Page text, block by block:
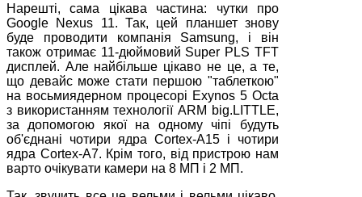
Нарешті, сама цікава частина: чутки про
Google Nexus 11. Так, цей планшет знову
буде проводити компанія Samsung, і він
також отримає 11-дюймовий Super PLS TFT
дисплей. Але найбільше цікаво не це, а те,
що девайс може стати першою "таблеткою"
на восьмиядерном процесорі Exynos 5 Octa
з використанням технології ARM big.LITTLE,
за допомогою якої на одному чіпі будуть
об'єднані чотири ядра Cortex-A15 і чотири
ядра Cortex-A7. Крім того, від пристрою нам
варто очікувати камери на 8 МП і 2 МП.